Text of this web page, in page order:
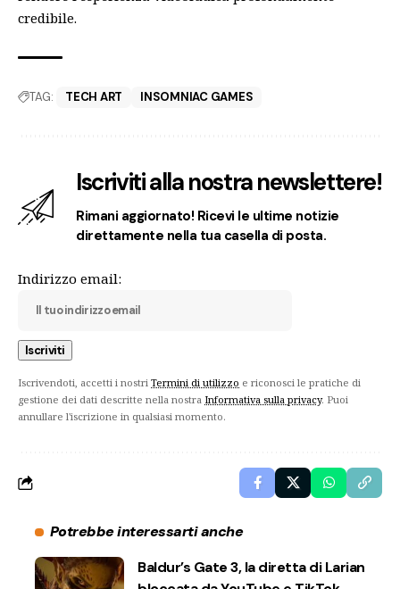
credibile.
TAG: TECH ART INSOMNIAC GAMES
Iscriviti alla nostra newslettere!
Rimani aggiornato! Ricevi le ultime notizie
direttamente nella tua casella di posta.
Indirizzo email:
Iscrivendoti, accetti i nostri Termini di utilizzo e riconosci le pratiche di
gestione dei dati descritte nella nostra Informativa sulla privacy. Puoi
annullare l'iscrizione in qualsiasi momento.
Potrebbe interessarti anche
Baldur’s Gate 3, la diretta di Larian